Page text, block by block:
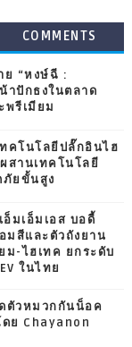
COMMENTS
ย “หงษ์ฉี :
าปักธงในตลาด
พรีเมียม
ทคโนโลยีปลั๊กอินไฮ
สานเทคโนโลยี
ภัยขั้นสูง
อ็มเอ็มเอส บอดี้
มสีและตัวถังยาน
ม-ไฮเทค ยกระดับ
ในไทย
ตัวหมวกกันน็อค
ย Chayanon